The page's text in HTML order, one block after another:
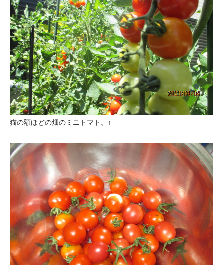
猫の額ほどの畑のミニトマト。↑